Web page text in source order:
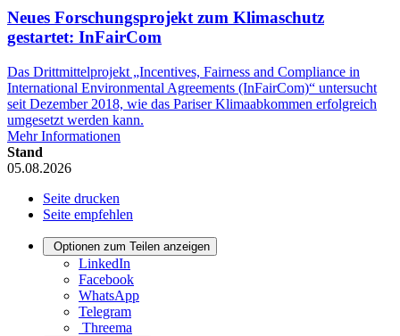
Neues Forschungsprojekt zum Klimaschutz
gestartet: InFairCom
Das Drittmittelprojekt „Incentives, Fairness and Compliance in
International Environmental Agreements (InFairCom)“ untersucht
seit Dezember 2018, wie das Pariser Klimaabkommen erfolgreich
umgesetzt werden kann.
Mehr Informationen
Stand
05.08.2026
Seite drucken
Seite empfehlen
Optionen zum Teilen anzeigen
LinkedIn
Facebook
WhatsApp
Telegram
Threema